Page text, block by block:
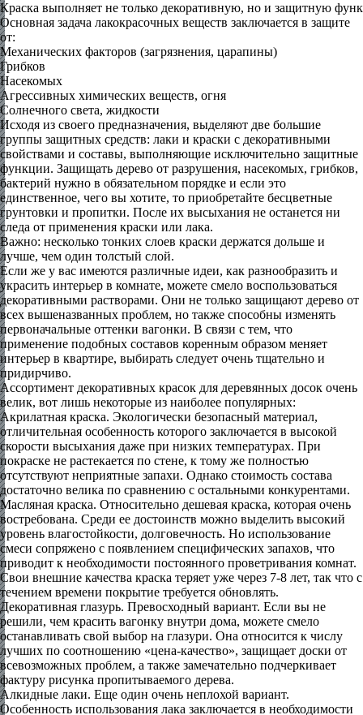
Краска выполняет не только декоративную, но и защитную
Основная задача лакокрасочных веществ заключается в защите
от:
Механических факторов (загрязнения, царапины)
Грибков
Насекомых
Агрессивных химических веществ, огня
Солнечного света, жидкости
Исходя из своего предназначения, выделяют две большие
группы защитных средств: лаки и краски с декоративными
свойствами и составы, выполняющие исключительно защитные
функции. Защищать дерево от разрушения, насекомых, грибков,
бактерий нужно в обязательном порядке и если это
единственное, чего вы хотите, то приобретайте бесцветные
грунтовки и пропитки. После их высыхания не останется ни
следа от применения краски или лака.
Важно: несколько тонких слоев краски держатся дольше и
лучше, чем один толстый слой.
Если же у вас имеются различные идеи, как разнообразить и
украсить интерьер в комнате, можете смело воспользоваться
декоративными растворами. Они не только защищают дерево от
всех вышеназванных проблем, но также способны изменять
первоначальные оттенки вагонки. В связи с тем, что
применение подобных составов коренным образом меняет
интерьер в квартире, выбирать следует очень тщательно и
придирчиво.
Ассортимент декоративных красок для деревянных досок очень
велик, вот лишь некоторые из наиболее популярных:
Акрилатная краска. Экологически безопасный материал,
отличительная особенность которого заключается в высокой
скорости высыхания даже при низких температурах. При
покраске не растекается по стене, к тому же полностью
отсутствуют неприятные запахи. Однако стоимость состава
достаточно велика по сравнению с остальными конкурентами.
Масляная краска. Относительно дешевая краска, которая очень
востребована. Среди ее достоинств можно выделить высокий
уровень влагостойкости, долговечность. Но использование
смеси сопряжено с появлением специфических запахов, что
приводит к необходимости постоянного проветривания комнат.
Свои внешние качества краска теряет уже через 7-8 лет, так что с
течением времени покрытие требуется обновлять.
Декоративная глазурь. Превосходный вариант. Если вы не
решили, чем красить вагонку внутри дома, можете смело
останавливать свой выбор на глазури. Она относится к числу
лучших по соотношению «цена-качество», защищает доски от
всевозможных проблем, а также замечательно подчеркивает
фактуру рисунка пропитываемого дерева.
Алкидные лаки. Еще один очень неплохой вариант.
Особенность использования лака заключается в необходимости